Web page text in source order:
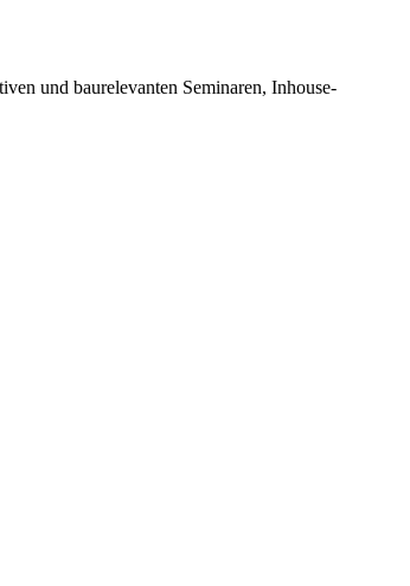
und baurelevanten Seminaren, Inhouse-